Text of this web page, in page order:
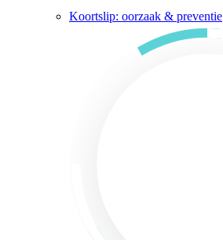
Koortslip: oorzaak & preventie